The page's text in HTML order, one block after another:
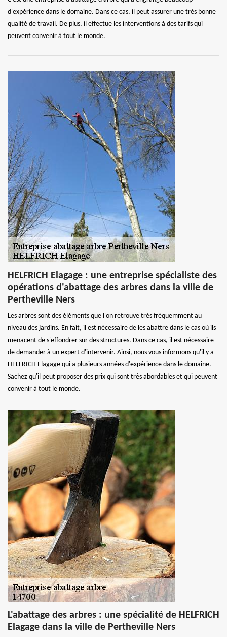
d'expérience dans le domaine. Dans ce cas, il peut assurer une très bonne
qualité de travail. De plus, il effectue les interventions à des tarifs qui
peuvent convenir à tout le monde.
HELFRICH Elagage : une entreprise spécialiste des
opérations d'abattage des arbres dans la ville de
Pertheville Ners
Les arbres sont des éléments que l'on retrouve très fréquemment au
niveau des jardins. En fait, il est nécessaire de les abattre dans le cas où ils
menacent de s'effondrer sur des structures. Dans ce cas, il est nécessaire
de demander à un expert d'intervenir. Ainsi, nous vous informons qu'il y a
HELFRICH Elagage qui a plusieurs années d'expérience dans le domaine.
Sachez qu'il peut proposer des prix qui sont très abordables et qui peuvent
convenir à tout le monde.
L'abattage des arbres : une spécialité de HELFRICH
Elagage dans la ville de Pertheville Ners